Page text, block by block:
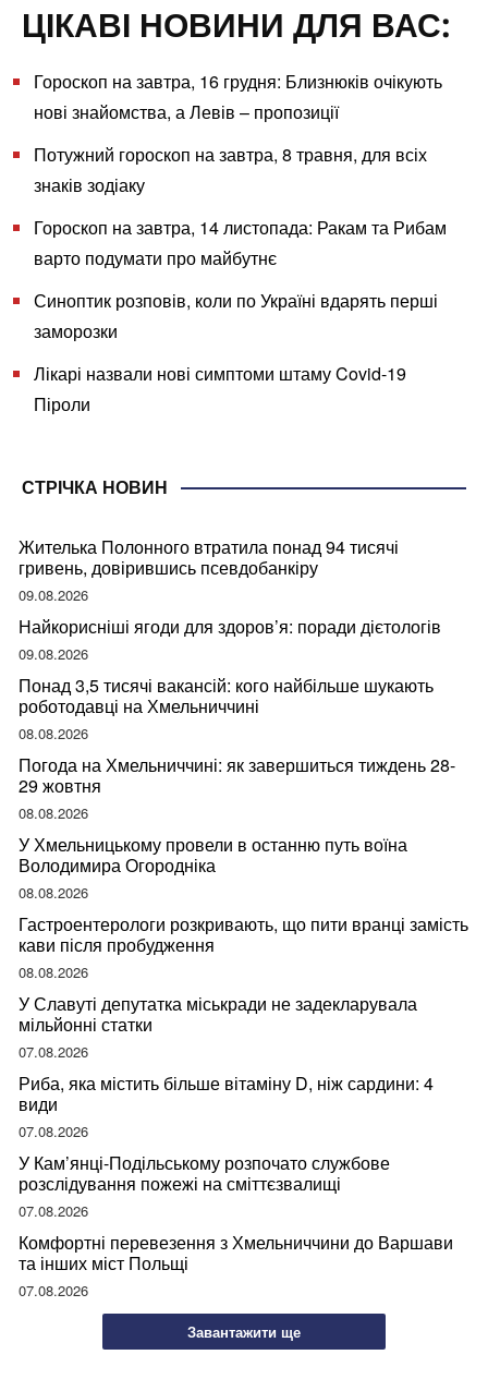
ЦІКАВІ НОВИНИ ДЛЯ ВАС:
Гороскоп на завтра, 16 грудня: Близнюків очікують
нові знайомства, а Левів – пропозиції
Потужний гороскоп на завтра, 8 травня, для всіх
знаків зодіаку
Гороскоп на завтра, 14 листопада: Ракам та Рибам
варто подумати про майбутнє
Синоптик розповів, коли по Україні вдарять перші
заморозки
Лікарі назвали нові симптоми штаму Covid-19
Піроли
СТРІЧКА НОВИН
Жителька Полонного втратила понад 94 тисячі
гривень, довірившись псевдобанкіру
09.08.2026
Найкорисніші ягоди для здоров’я: поради дієтологів
09.08.2026
Понад 3,5 тисячі вакансій: кого найбільше шукають
роботодавці на Хмельниччині
08.08.2026
Погода на Хмельниччині: як завершиться тиждень 28-
29 жовтня
08.08.2026
У Хмельницькому провели в останню путь воїна
Володимира Огородніка
08.08.2026
Гастроентерологи розкривають, що пити вранці замість
кави після пробудження
08.08.2026
У Славуті депутатка міськради не задекларувала
мільйонні статки
07.08.2026
Риба, яка містить більше вітаміну D, ніж сардини: 4
види
07.08.2026
У Кам’янці-Подільському розпочато службове
розслідування пожежі на сміттєзвалищі
07.08.2026
Комфортні перевезення з Хмельниччини до Варшави
та інших міст Польщі
07.08.2026
Завантажити ще